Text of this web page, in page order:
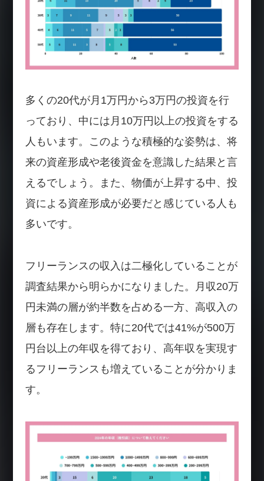
多くの20代が月1万円から3万円の投資を行
っており、中には月10万円以上の投資をする
人もいます。このような積極的な姿勢は、将
来の資産形成や老後資金を意識した結果と言
えるでしょう。また、物価が上昇する中、投
資による資産形成が必要だと感じている人も
多いです。
フリーランスの収入は二極化していることが
調査結果から明らかになりました。月収20万
円未満の層が約半数を占める一方、高収入の
層も存在します。特に20代では41%が500万
円台以上の年収を得ており、高年収を実現す
るフリーランスも増えていることが分かりま
す。